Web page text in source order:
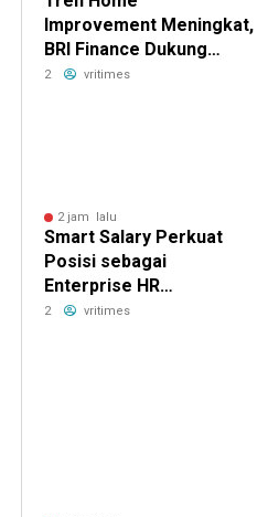
Improvement Meningkat,
BRI Finance Dukung
Masyarakat Wujudkan
2 vritimes
2 jam lalu
Smart Salary Perkuat
Posisi sebagai
Enterprise HR
Technology Partner di
2 vritimes